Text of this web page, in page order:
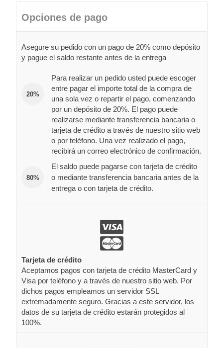
Opciones de pago
Asegure su pedido con un pago de 20% como depósito
y pague el saldo restante antes de la entrega
20%
Para realizar un pedido usted puede escoger
entre pagar el importe total de la compra de
una sola vez o repartir el pago, comenzando
por un depósito de 20%. El pago puede
realizarse mediante transferencia bancaria o
tarjeta de crédito a través de nuestro sitio web
o por teléfono. Una vez realizado el pago,
recibirá un correo electrónico de confirmación.
80%
El saldo puede pagarse con tarjeta de crédito
o mediante transferencia bancaria antes de la
entrega o con tarjeta de crédito.
Tarjeta de crédito
Aceptamos pagos con tarjeta de crédito MasterCard y
Visa por teléfono y a través de nuestro sitio web. Por
dichos pagos empleamos un servidor SSL
extremadamente seguro. Gracias a este servidor, los
datos de su tarjeta de crédito estarán protegidos al
100%.